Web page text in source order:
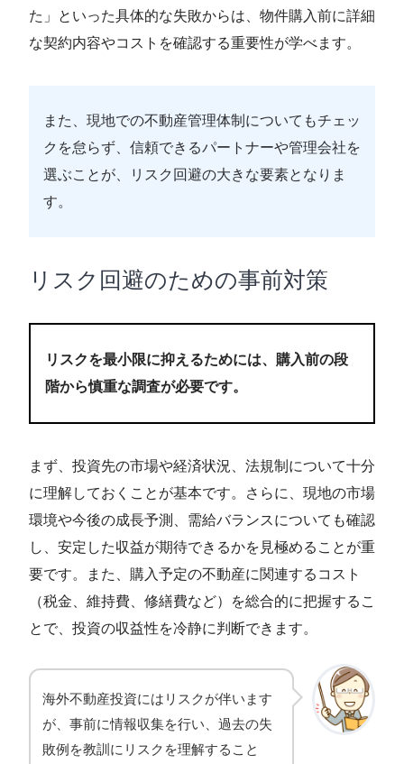
た」といった具体的な失敗からは、物件購入前に詳細
な契約内容やコストを確認する重要性が学べます。
また、現地での不動産管理体制についてもチェッ
クを怠らず、信頼できるパートナーや管理会社を
選ぶことが、リスク回避の大きな要素となりま
す。
リスク回避のための事前対策
リスクを最小限に抑えるためには、購入前の段
階から慎重な調査が必要です。
まず、投資先の市場や経済状況、法規制について十分
に理解しておくことが基本です。さらに、現地の市場
環境や今後の成長予測、需給バランスについても確認
し、安定した収益が期待できるかを見極めることが重
要です。また、購入予定の不動産に関連するコスト
（税金、維持費、修繕費など）を総合的に把握するこ
とで、投資の収益性を冷静に判断できます。
海外不動産投資にはリスクが伴います
が、事前に情報収集を行い、過去の失
敗例を教訓にリスクを理解すること